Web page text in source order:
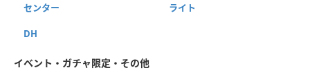
センター ライト
DH
イベント・ガチャ限定・その他